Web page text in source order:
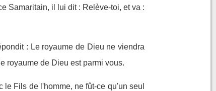
Samaritain, il lui dit : Relève-toi, et va :
: Le royaume de Dieu ne viendra
royaume de Dieu est parmi vous.
Fils de l'homme, ne fût-ce qu'un seul